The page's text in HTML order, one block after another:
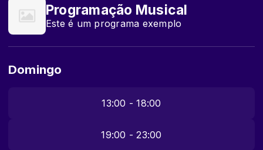
Programação Musical
Este é um programa exemplo
Domingo
13:00 - 18:00
19:00 - 23:00